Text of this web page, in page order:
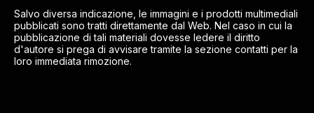
Salvo diversa indicazione, le immagini e i prodotti multimediali
pubblicati sono tratti direttamente dal Web. Nel caso in cui la
pubblicazione di tali materiali dovesse ledere il diritto
d'autore si prega di avvisare tramite la sezione contatti per la
loro immediata rimozione.